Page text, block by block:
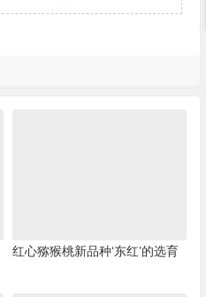
红心猕猴桃新品种‘东红’的选育